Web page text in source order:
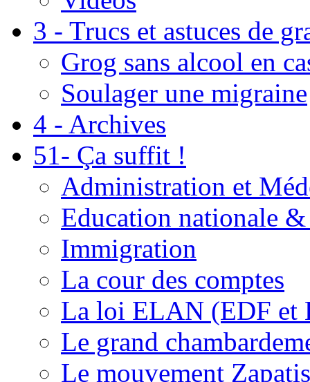
3 - Trucs et astuces de
Grog sans alcool en
Soulager une migraine
4 - Archives
51- Ça suffit !
Administration et
Education nationale
Immigration
La cour des comptes
La loi ELAN (EDF et
Le grand
Le mouvement